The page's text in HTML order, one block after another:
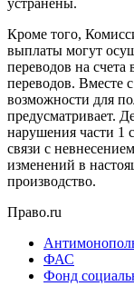
Кроме того,
выплаты могут
переводов на
переводов. Вместе
возможности для
предусматривает.
нарушения части 1
связи с
изменений в
производство.
Право.ru
ФАС
Фонд